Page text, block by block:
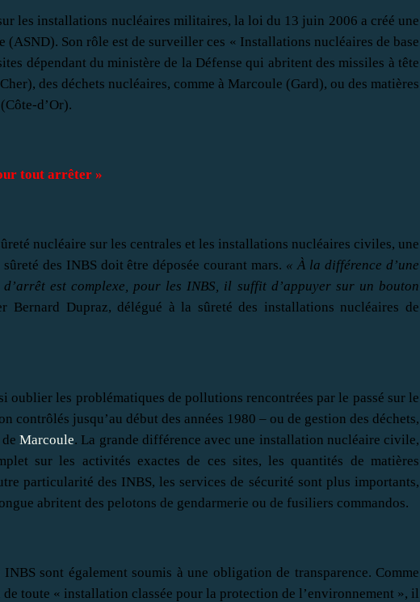
les installations nucléaires militaires, la loi du 13 juin 2006 a créé une
(ASND). Son rôle est de surveiller ces « Installations nucléaires de base
dépendant du ministère de la Défense qui abritent des missiles à tête
des déchets nucléaires, comme à Marcoule (Gard), ou des matières
d’Or).
tout arrêter »
nucléaire sur les centrales et les installations nucléaires civiles, une
des INBS doit être déposée courant mars. « À la différence d’une
est complexe, pour les INBS, il suffit d’appuyer sur un bouton
Bernard Dupraz, délégué à la sûreté des installations nucléaires de
oublier les problématiques de pollutions rencontrées par le passé sur le
contrôlés jusqu’au début des années 1980 – ou de gestion des déchets,
deMarcoule. La grande différence avec une installation nucléaire civile,
sur les activités exactes de ces sites, les quantités de matières
particularité des INBS, les services de sécurité sont plus importants,
abritent des pelotons de gendarmerie ou de fusiliers commandos.
sont également soumis à une obligation de transparence. Comme
de toute « installation classée pour la protection de l’environnement », il